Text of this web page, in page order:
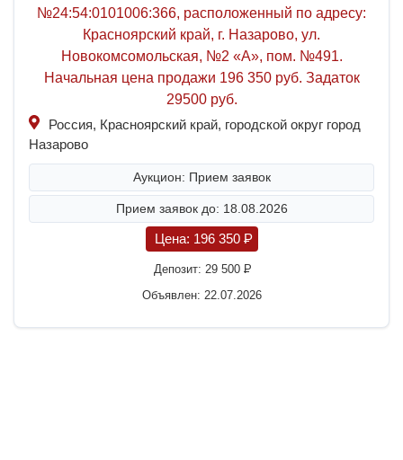
№24:54:0101006:366, расположенный по адресу:
Красноярский край, г. Назарово, ул.
Новокомсомольская, №2 «А», пом. №491.
Начальная цена продажи 196 350 руб. Задаток
29500 руб.
Россия, Красноярский край, городской округ город
Назарово
Аукцион: Прием заявок
Прием заявок до: 18.08.2026
Цена: 196 350 P
Депозит: 29 500P
Объявлен: 22.07.2026